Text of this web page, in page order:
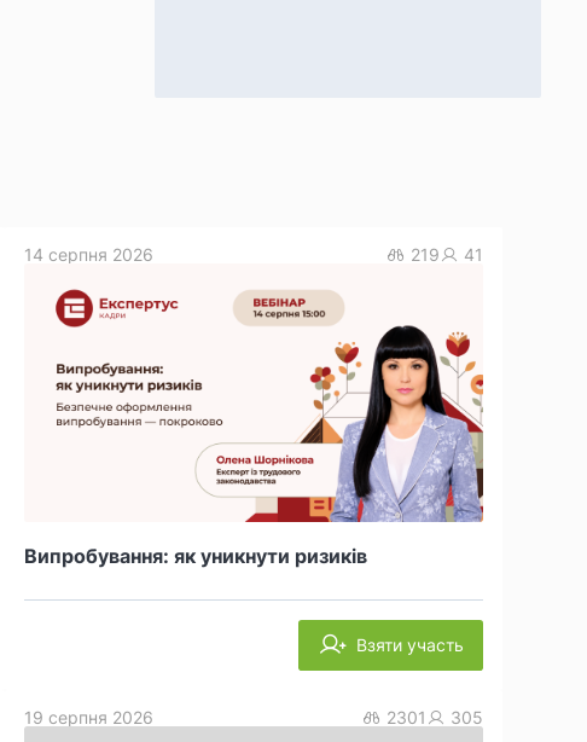
Випробування: як уникнути ризиків
14 серпня 2026 219 41
Взяти участь
19 серпня 2026 2301 305